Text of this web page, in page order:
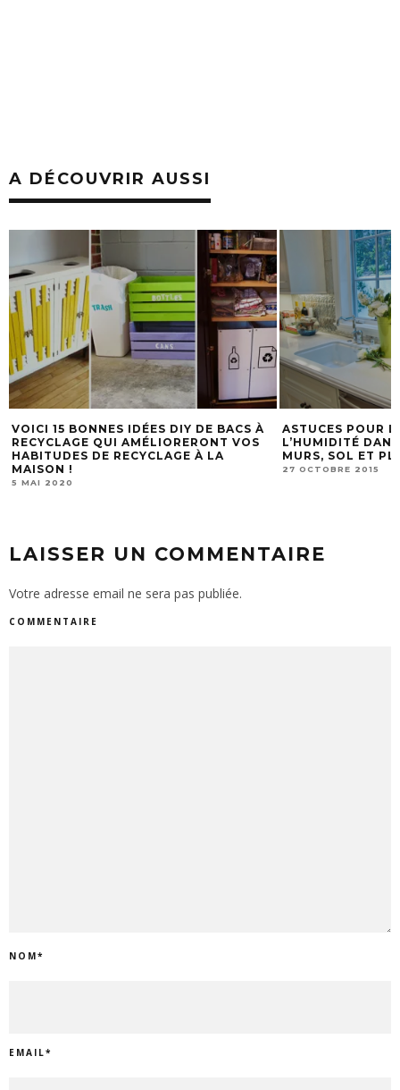
A DÉCOUVRIR AUSSI
ASTUCES POUR LUTTER CONTRE
L’HUMIDITÉ DANS LA CUISINE : LES
MURS, SOL ET PLAFOND
27 OCTOBRE 2015
10
DÉCORATIONS
PÂTE À SEL
29 DÉCEMBRE 2019
LAISSER UN COMMENTAIRE
Votre adresse email ne sera pas publiée.
COMMENTAIRE
NOM*
EMAIL*